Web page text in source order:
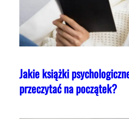
Jakie książki
przeczytać na początek?